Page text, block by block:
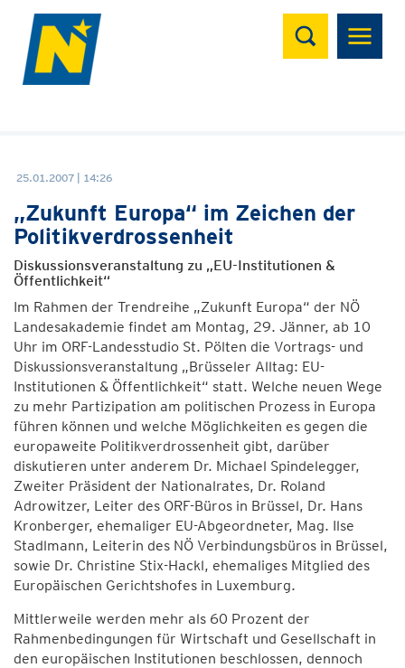
Suchen
25.01.2007 | 14:26
„Zukunft Europa“ im Zeichen der
Politikverdrossenheit
Diskussionsveranstaltung zu „EU-Institutionen &
Öffentlichkeit“
Im Rahmen der Trendreihe „Zukunft Europa“ der NÖ
Landesakademie findet am Montag, 29. Jänner, ab 10
Uhr im ORF-Landesstudio St. Pölten die Vortrags- und
Diskussionsveranstaltung „Brüsseler Alltag: EU-
Institutionen & Öffentlichkeit“ statt. Welche neuen Wege
zu mehr Partizipation am politischen Prozess in Europa
führen können und welche Möglichkeiten es gegen die
europaweite Politikverdrossenheit gibt, darüber
diskutieren unter anderem Dr. Michael Spindelegger,
Zweiter Präsident der Nationalrates, Dr. Roland
Adrowitzer, Leiter des ORF-Büros in Brüssel, Dr. Hans
Kronberger, ehemaliger EU-Abgeordneter, Mag. Ilse
Stadlmann, Leiterin des NÖ Verbindungsbüros in Brüssel,
sowie Dr. Christine Stix-Hackl, ehemaliges Mitglied des
Europäischen Gerichtshofes in Luxemburg.
Mittlerweile werden mehr als 60 Prozent der
Rahmenbedingungen für Wirtschaft und Gesellschaft in
den europäischen Institutionen beschlossen, dennoch